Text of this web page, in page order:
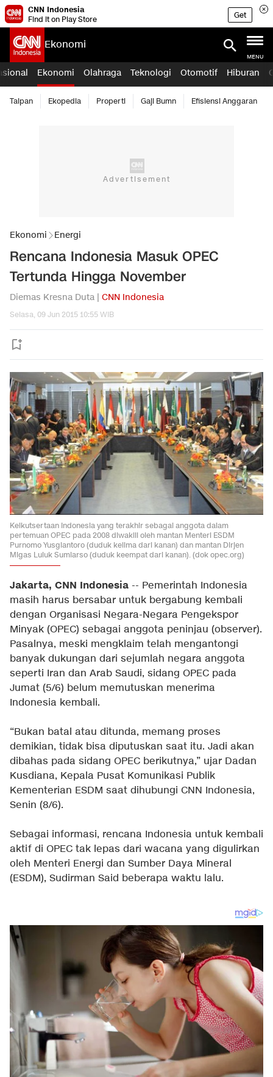
CNN Indonesia
Find it on Play Store
Get
Ekonomi
MENU
Ekonomi Olahraga Teknologi Otomotif Hiburan
Taipan Ekopedia Properti Gaji Bumn Efisiensi Anggaran
Ekonomi Energi
Rencana Indonesia Masuk OPEC
Tertunda Hingga November
Diemas Kresna Duta | CNN Indonesia
Selasa, 09 Jun 2015 10:55 WIB
Keikutsertaan Indonesia yang terakhir sebagai anggota dalam
pertemuan OPEC pada 2008 diwakili oleh mantan Menteri ESDM
Purnomo Yusgiantoro (duduk kelima dari kanan) dan mantan Dirjen
Migas Luluk Sumiarso (duduk keempat dari kanan). (dok opec.org)
Jakarta, CNN Indonesia -- Pemerintah Indonesia
masih harus bersabar untuk bergabung kembali
dengan Organisasi Negara-Negara Pengekspor
Minyak (OPEC) sebagai anggota peninjau (observer).
Pasalnya, meski mengklaim telah mengantongi
banyak dukungan dari sejumlah negara anggota
seperti Iran dan Arab Saudi, sidang OPEC pada
Jumat (5/6) belum memutuskan menerima
Indonesia kembali.
“Bukan batal atau ditunda, memang proses
demikian, tidak bisa diputuskan saat itu. Jadi akan
dibahas pada sidang OPEC berikutnya,” ujar Dadan
Kusdiana, Kepala Pusat Komunikasi Publik
Kementerian ESDM saat dihubungi CNN Indonesia,
Senin (8/6).
Sebagai informasi, rencana Indonesia untuk kembali
aktif di OPEC tak lepas dari wacana yang digulirkan
oleh Menteri Energi dan Sumber Daya Mineral
(ESDM), Sudirman Said beberapa waktu lalu.